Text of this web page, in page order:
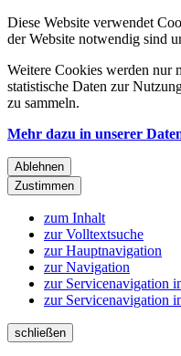
Diese Website verwendet
der Website notwendig sind
Weitere Cookies werden nur
statistische Daten zur
zu sammeln.
Mehr dazu in unserer
Ablehnen
Zustimmen
zum Inhalt
zur Volltextsuche
zur Hauptnavigation
zur Navigation
zur Servicenavigation
zur Servicenavigation
schließen